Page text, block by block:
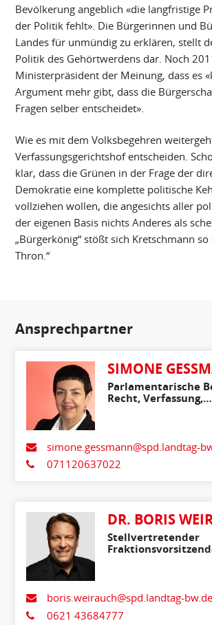
Bevölkerung angeblich «die langfristige
der Politik fehlt». Die Bürgerinnen und
Landes für unmündig zu erklären, stellt
Politik des Gehörtwerdens dar. Noch
Ministerpräsident der Meinung, dass es
Argument mehr gibt, dass die
Fragen selber entscheidet».
Wie es mit dem Volksbegehren
Verfassungsgerichtshof entscheiden.
klar, dass die Grünen in der Frage der
Demokratie eine komplette politische
vollziehen wollen, die angesichts aller
der eigenen Basis nichts Anderes als
„Bürgerkönig“ stößt sich Kretschmann
Thron.“
Ansprechpartner
SIMONE
Parlamentarische
Recht, Verfassung,
Medienpolitik,
simone.gessmann@spd.landtag-
071120637022
DR. BORIS
Stellvertretender
boris.weirauch@spd.landtag-bw.de
0621 43684777